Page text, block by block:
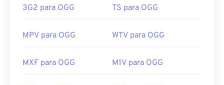
https://www.xvid.com/
https://en.wikipedia.org/wiki/Ogg
3G2 para OGG TS para OGG
MPV para OGG WTV para OGG
MXF para OGG M1V para OGG